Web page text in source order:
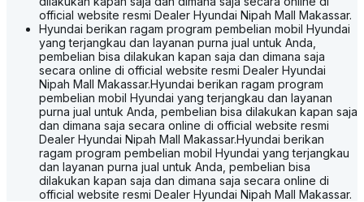
official website resmi Dealer Hyundai Nipah Mall Makassar.
Hyundai berikan ragam program pembelian mobil Hyundai
yang terjangkau dan layanan purna jual untuk Anda,
pembelian bisa dilakukan kapan saja dan dimana saja
secara online di official website resmi Dealer Hyundai
Nipah Mall Makassar.Hyundai berikan ragam program
pembelian mobil Hyundai yang terjangkau dan layanan
purna jual untuk Anda, pembelian bisa dilakukan kapan saja
dan dimana saja secara online di official website resmi
Dealer Hyundai Nipah Mall Makassar.Hyundai berikan
ragam program pembelian mobil Hyundai yang terjangkau
dan layanan purna jual untuk Anda, pembelian bisa
dilakukan kapan saja dan dimana saja secara online di
official website resmi Dealer Hyundai Nipah Mall Makassar.